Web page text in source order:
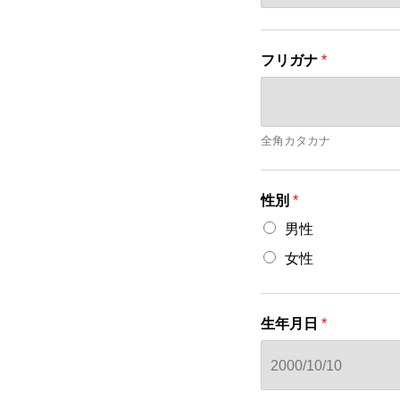
フリガナ *
名
全角カタカナ
性別 *
男性
女性
生年月日 *